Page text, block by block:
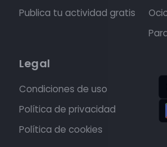
Publica tu actividad gratis
Legal
Condiciones de uso
Política de privacidad
Política de cookies